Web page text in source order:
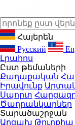
Հայերեն
Русский
Լրահոս
Ըստ թեմաների
Քաղաքական
Իրավունք
Սպորտ
Ծաղրանկարներ
Տարածաշրջան
Արցախ Թուրքիա